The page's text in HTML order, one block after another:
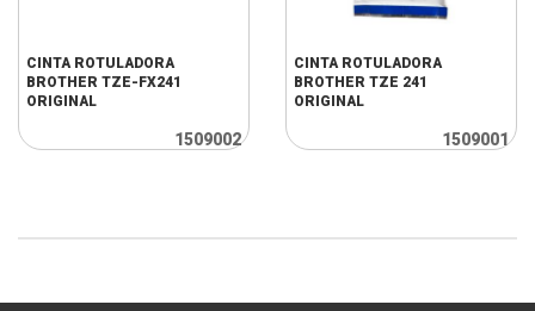
CINTA ROTULADORA
BROTHER TZE-FX241
ORIGINAL
1509002
CINTA ROTULADORA
BROTHER TZE 241
ORIGINAL
1509001